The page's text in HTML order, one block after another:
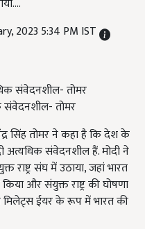
2023 5:34 PM IST
संवेदनशील- तोमर
सिंह तोमर ने कहा है कि देश के
अत्यधिक संवेदनशील हैं. मोदी ने
राष्ट्र संघ में उठाया,जहां भारत
और संयुक्त राष्ट्र की घोषणा
मिलेट्स ईयर के रूप में भारत की